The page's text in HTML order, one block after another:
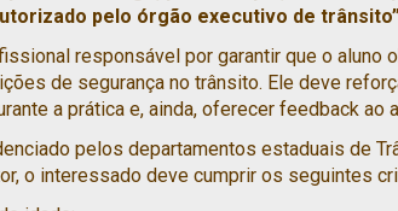
pelo órgão executivo de
responsável por garantir que o aluno
de segurança no trânsito. Ele deve
a prática e, ainda, oferecer feedback ao
pelos departamentos estaduais de
o interessado deve cumprir os seguintes